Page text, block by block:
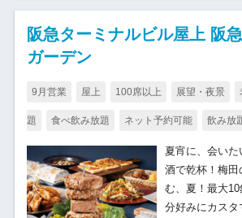
阪急ターミナルビル屋上 阪
ガーデン
9月営業 屋上 100席以上 展望・夜景
題 食べ飲み放題 ネット予約可能 飲み放
夏宵に、会い
酒で乾杯！梅田
む、夏！最大
分好みにカスタ